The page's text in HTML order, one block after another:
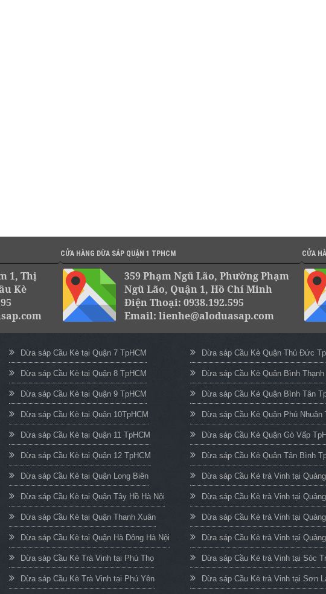
1, Thị
Kè
CỬA HÀNG DỪA SÁP QUẬN 1 TPHCM
359 Phạm Ngũ Lão, Phường Phạm
Ngũ Lão, Quận 1, Hồ Chí Minh
Điện Thoại: 0938.192.595
Email: lienhe@aloduasap.com
CỬA
Dừa sáp Cầu Kè tại Quận 7 TpHCM
Dừa sáp Cầu Kè tại Quận 8 TpHCM
Dừa sáp Cầu Kè tại Quận 9 TpHCM
Dừa sáp Cầu Kè tại Quận 10TpHCM
Dừa sáp Cầu Kè tại Quận 11 TpHCM
Dừa sáp Cầu Kè tại Quận 12 TpHCM
Dừa sáp Cầu Kè tại Quận Long Biên
Dừa sáp Cầu Kè tại Quận Tây Hồ Hà Nội
Dừa sáp Cầu Kè tại Quận Thanh Xuân
Dừa sáp Cầu Kè tại Quận Hà Đông Hà Nội
Dừa sáp Cầu Kè Trà Vinh tại Phú Thọ
Dừa sáp Cầu Kè Trà Vinh tại Phú Yên
Dừa sáp Cầu Kè Quận Thủ Đức
Dừa sáp Cầu Kè Quận Bình Thạnh
Dừa sáp Cầu Kè Quận Bình Tân
Dừa sáp Cầu Kè Quận Phú Nhuận
Dừa sáp Cầu Kè Quận Gò Vấp
Dừa sáp Cầu Kè Quận Tân Bình
Dừa sáp Cầu Kè trà Vinh tại
Dừa sáp Cầu Kè trà Vinh tại
Dừa sáp Cầu Kè trà Vinh tại
Dừa sáp Cầu Kè trà Vinh tại
Dừa sáp Cầu Kè trà Vinh tại Sóc
Dừa sáp Cầu Kè trà Vinh tại Sơn